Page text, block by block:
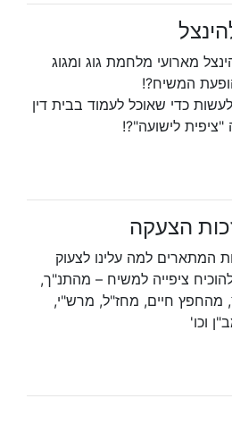
מארועי מלחמת גוג ומגוג
המשיח?!
כדי שאוכל לעמוד בבית דין
לישועה"?!
הצעקה
המתארים למה עלינו לצעוק
ציפייה למשיח – מהתנ"ך,
מהחפץ חיים, מחז"ל, מרש"י,
וכו'